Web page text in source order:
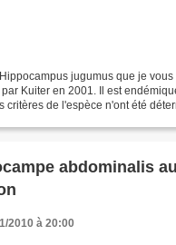
jugumus que je
Kuiter en 2001. Il est
critères de l'espèce n'ont été
abdominalis
2010 à 20:00